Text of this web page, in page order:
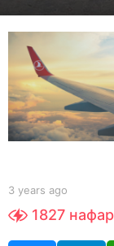
o
a
r
g
o
b
S
h
3 years ago
e
1827